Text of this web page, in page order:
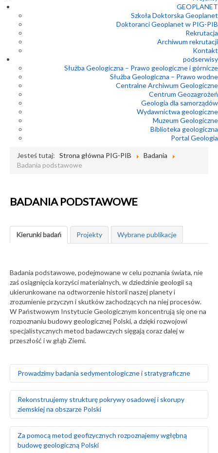
GEOPLANET
Szkoła Doktorska Geoplanet
Doktoranci Geoplanet w PIG-PIB
Rekrutacja
Archiwum rekrutacji
Kontakt
podserwisy
Służba Geologiczna – Prawo geologiczne i górnicze
Służba Geologiczna – Prawo wodne
Centralne Archiwum Geologiczne
Centrum Geozagrożeń
Geologia dla samorządów
Wydawnictwa geologiczne
Muzeum Geologiczne
Biblioteka geologiczna
Portal Geologia
Jesteś tutaj: Strona główna PIG-PIB
Badania
Badania podstawowe
BADANIA PODSTAWOWE
Kierunki badań Projekty Wybrane publikacje
Badania podstawowe, podejmowane w celu poznania świata, nie
zaś osiągnięcia korzyści materialnych, w dziedzinie geologii są
ukierunkowane na odtworzenie historii naszej planety i
zrozumienie przyczyn i skutków zachodzących na niej procesów.
W Państwowym Instytucie Geologicznym koncentrują się one na
rozpoznaniu budowy geologicznej Polski, a dzięki rozwojowi
specjalistycznych metod badawczych sięgają coraz dalej w
przeszłość i w głąb Ziemi.
Prowadzimy badania sedymentologiczne i stratygraficzne
występujących na obszarze Polski i Europy, zarówno na
powierzchni ziemi, jak i głęboko pod nią
Za pomocą badań makrofaunistycznych,
makroflorystycznych, mikro- i makroplaeontologicznych
oraz palinologicznych określamy wiek skał
Tworzymy podziały litostratygraficzne stratygrafii
Rekonstruujemy strukturę pokrywy osadowej i skorupy
ziemskiej na obszarze Polski
podstawie analizy strukturalnej w odsłonięciach
powierzchniowych i otworach wiertniczych
Za pomocą metod geofizycznych rozpoznajemy wgłębną
budowę geologiczną Polski